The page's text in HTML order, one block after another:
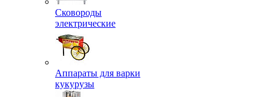
Сковороды
электрические
Аппараты для варки
кукурузы